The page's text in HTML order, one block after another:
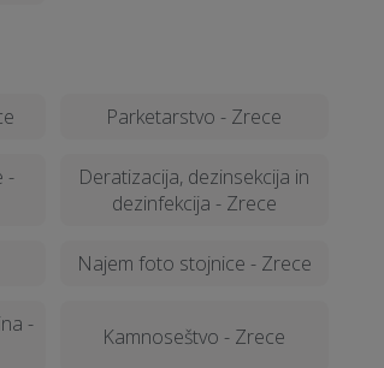
Parketarstvo - Zrece
-
Deratizacija, dezinsekcija in
dezinfekcija - Zrece
Najem foto stojnice - Zrece
-
Kamnoseštvo - Zrece